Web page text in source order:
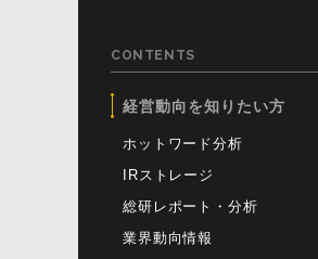
CONTENTS
経営動向を知りたい方
ホットワード分析
IRストレージ
総研レポート・分析
業界動向情報